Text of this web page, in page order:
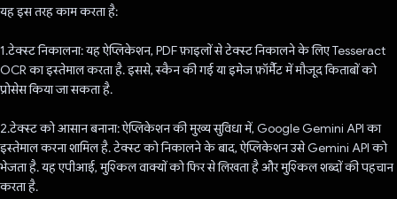
यह इस तरह काम करता है:
1.टेक्स्ट निकालना: यह ऐप्लिकेशन, PDF फ़ाइलों से टेक्स्ट निकालने के लिए Tesseract
OCR का इस्तेमाल करता है. इससे, स्कैन की गई या इमेज फ़ॉर्मैट में मौजूद किताबों को
प्रोसेस किया जा सकता है.
2.टेक्स्ट को आसान बनाना: ऐप्लिकेशन की मुख्य सुविधा में, Google Gemini API का
इस्तेमाल करना शामिल है. टेक्स्ट को निकालने के बाद, ऐप्लिकेशन उसे Gemini API को
भेजता है. यह एपीआई, मुश्किल वाक्यों को फिर से लिखता है और मुश्किल शब्दों की पहचान
करता है.